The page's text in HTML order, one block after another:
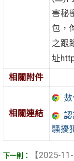
害秘
包，
之跟
址
相關附件
相關連結
騷擾
【2025-11-